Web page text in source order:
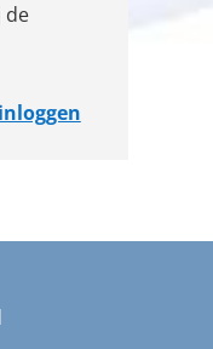
de
inloggen